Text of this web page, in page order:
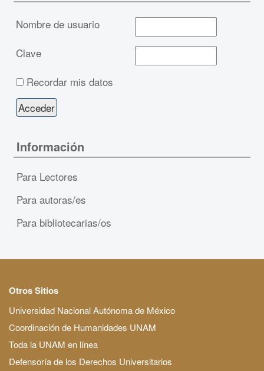
Nombre de usuario
Clave
Recordar mis datos
Información
Para Lectores
Para autoras/es
Para bibliotecarias/os
Otros Sitios
Universidad Nacional Autónoma de México
Coordinación de Humanidades UNAM
Toda la UNAM en línea
Defensoría de los Derechos Universitarios